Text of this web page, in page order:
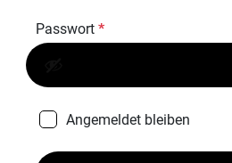
Passwort*
Angemeldet bleiben